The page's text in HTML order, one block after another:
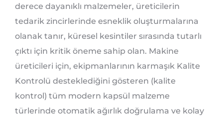
derece dayanıklı malzemeler, üreticilerin
tedarik zincirlerinde esneklik oluşturmalarına
olanak tanır, küresel kesintiler sırasında tutarlı
çıktı için kritik öneme sahip olan. Makine
üreticileri için, ekipmanlarının karmaşık Kalite
Kontrolü desteklediğini gösteren (kalite
kontrol) tüm modern kapsül malzeme
türlerinde otomatik ağırlık doğrulama ve kolay